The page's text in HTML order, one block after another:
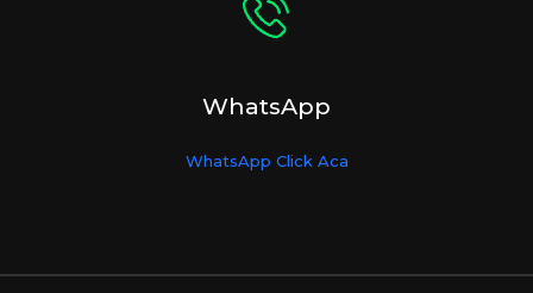
WhatsApp
WhatsApp Click Aca